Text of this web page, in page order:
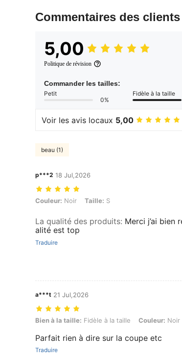
Commentaires des clients
5,00
Politique de révision
Commander les tailles:
Petit
0%
Fidèle à la taille
Voir les avis locaux 5,00
beau (1)
p***2 18 Jul,2026
Couleur: Noir, Taille: S
Couleur: Noir Taille: S
La qualité des produits: Merci j’ai bien
alité est top
Traduire
a***t 21 Jul,2026
Bien à la taille: Fidèle à la taille, Couleur: Noir, Taille: M
Bien à la taille: Fidèle à la taille Couleur: Noir
Parfait rien à dire sur la coupe etc
Traduire